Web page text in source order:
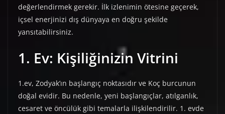
değerlendirmek gerekir. İlk izlenimin ötesine geçerek,
içsel enerjinizi dış dünyaya en doğru şekilde
yansıtabilirsiniz.
1. Ev: Kişiliğinizin Vitrini
1.ev, Zodyak’ın başlangıç noktasıdır ve Koç burcunun
doğal evidir. Bu nedenle, yeni başlangıçlar, atılganlık,
cesaret ve öncülük gibi temalarla ilişkilendirilir. 1. evde